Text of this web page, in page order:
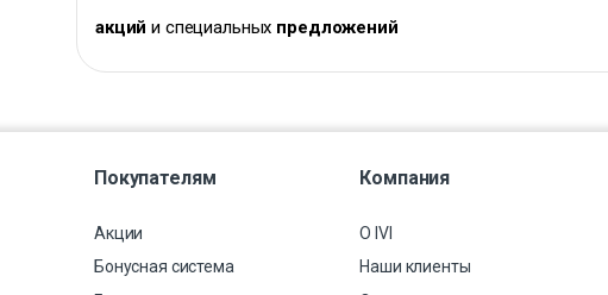
акций и специальных предложений
Покупателям
Акции
Бонусная система
Компания
О IVI
Наши клиенты